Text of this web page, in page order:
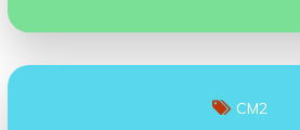
CM2